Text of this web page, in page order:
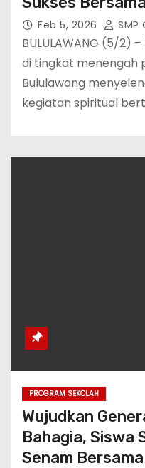
Feb 5, 2026 SMP
BULULAWANG (5/2)
di tingkat menengah
Bululawang
kegiatan spiritual
PROGRAM SEKOLAH
Wujudkan
Bahagia, Siswa
Senam